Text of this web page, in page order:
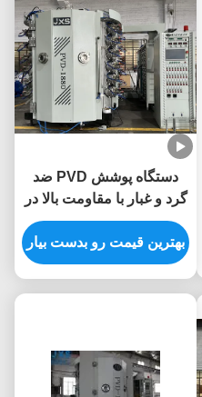
دستگاه پوشش PVD ضد
گرد و غبار با مقاومت بالا در
برابر گرما برای تجهیزات
پوشش خلاء دور چرخ آلیاژ
بهترین قیمت رو بدست بیار